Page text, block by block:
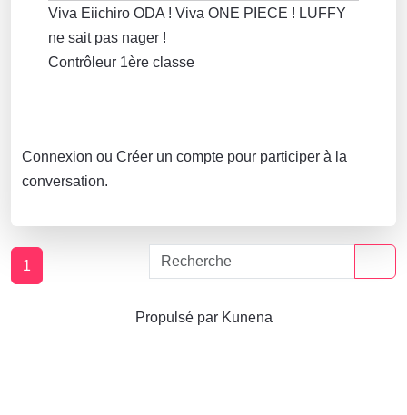
Viva Eiichiro ODA ! Viva ONE PIECE ! LUFFY
ne sait pas nager !
Contrôleur 1ère classe
Connexion ou Créer un compte pour participer à la
conversation.
1
Propulsé par Kunena